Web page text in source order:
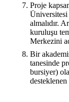
Proje
Üniversitesi
almalıdır.
kuruluşu
Merkezini
Bir
tanesinde
bursiyer)